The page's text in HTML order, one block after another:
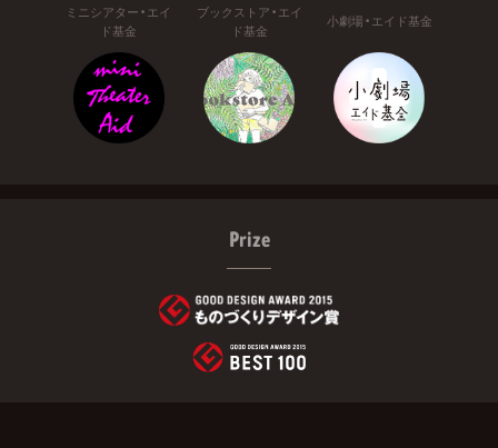
ミニシアター・エイ
ド基金
ブックストア・エイ
ド基金
小劇場・エイド基金
Prize